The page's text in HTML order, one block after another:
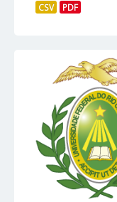
CSV PDF